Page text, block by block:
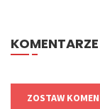
ZOSTAW